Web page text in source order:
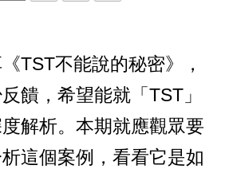
TST不能說的秘密》，
饋，希望能就「TST」
解析。本期就應觀眾要
這個案例，看看它是如